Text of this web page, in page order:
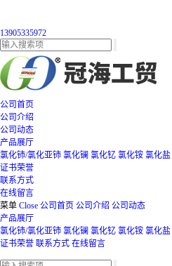
13905335972
公司首页
公司介绍
公司动态
产品展厅
氯化铈/氯化亚铈 氯化镧 氯化钇 氯化铵 氯化盐
证书荣誉
联系方式
在线留言
菜单 Close 公司首页 公司介绍 公司动态
产品展厅
氯化铈/氯化亚铈 氯化镧 氯化钇 氯化铵 氯化盐
证书荣誉 联系方式 在线留言